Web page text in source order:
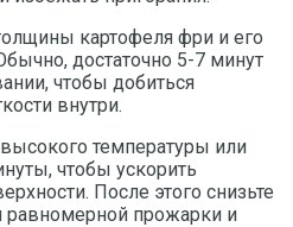
картофеля фри и его
достаточно 5-7 минут
чтобы добиться
внутри.
температуры или
чтобы ускорить
После этого снизьте
равномерной прожарки и